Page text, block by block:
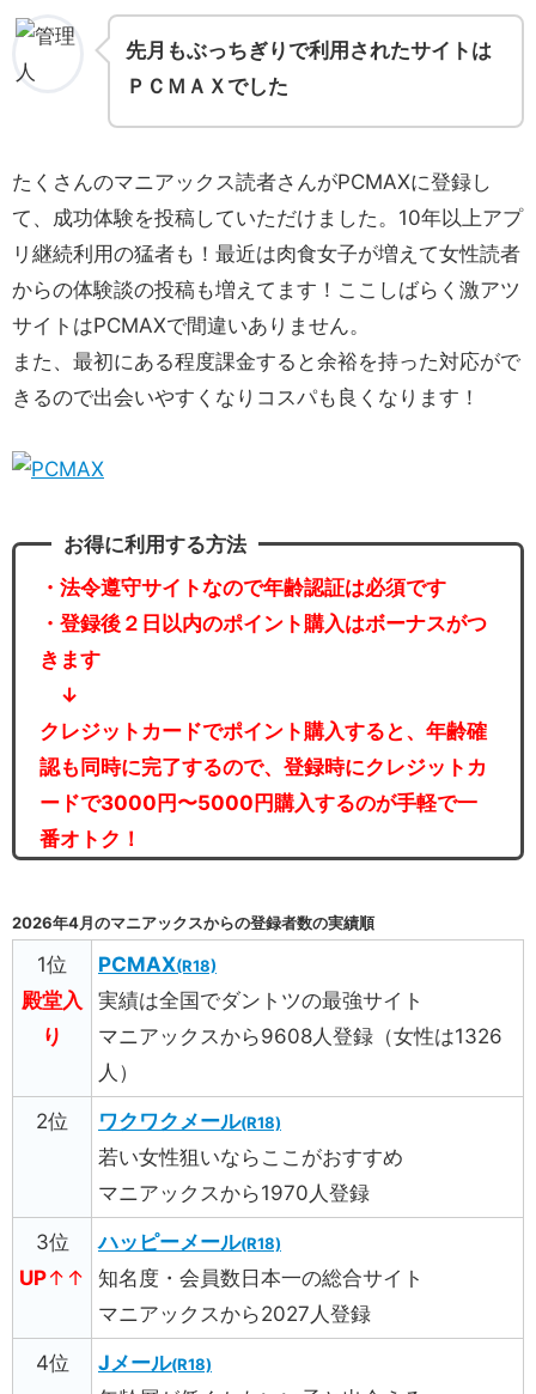
先月もぶっちぎりで利用されたサイトは
ＰＣＭＡＸでした
たくさんのマニアックス読者さんがPCMAXに登録し
て、成功体験を投稿していただけました。10年以上アプ
リ継続利用の猛者も！最近は肉食女子が増えて女性読者
からの体験談の投稿も増えてます！ここしばらく激アツ
サイトはPCMAXで間違いありません。
また、最初にある程度課金すると余裕を持った対応がで
きるので出会いやすくなりコスパも良くなります！
お得に利用する方法
・法令遵守サイトなので年齢認証は必須です
・登録後２日以内のポイント購入はボーナスがつ
きます
↓
クレジットカードでポイント購入すると、年齢確
認も同時に完了するので、登録時にクレジットカ
ードで3000円〜5000円購入するのが手軽で一
番オトク！
2026年4月のマニアックスからの登録者数の実績順
1位
殿堂入
り
PCMAX(R18)
実績は全国でダントツの最強サイト
マニアックスから9608人登録（女性は1326
人）
2位 ワクワクメール(R18)
若い女性狙いならここがおすすめ
マニアックスから1970人登録
3位
UP↑ ↑
ハッピーメール(R18)
知名度・会員数日本一の総合サイト
マニアックスから2027人登録
4位 Jメール(R18)